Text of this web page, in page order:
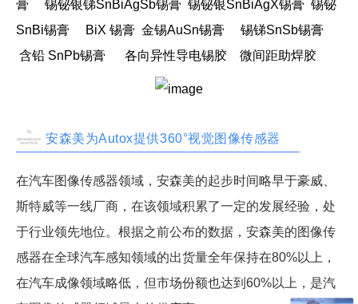
膏
锡铋银锑SnBiAgSb锡膏 锡铋银SnBiAgX锡膏 锡铋
SnBi锡膏 BiX 锡膏 金锡AuSn锡膏 锡锑SnSb锡膏
含铅 SnPb锡膏 各向异性导电锡胶 微间距助焊胶
安森美为Autox提供360°视觉图像传感器
在汽车图像传感器领域，安森美的起步时间略早于豪威、
斯特威等一线厂商，在该领域积累了一定的发展经验，处
于行业领先地位。根据之前公布的数据，安森美的图像传
感器在全球汽车感知领域的出货量全年保持在80%以上，
在汽车成像领域略低，但市场份额也达到60%以上，是汽